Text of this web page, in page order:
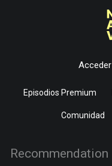
Acceder
Episodios Premium
Comunidad
Recommendation